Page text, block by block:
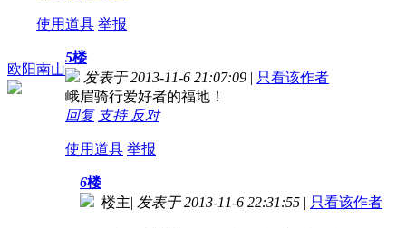
使用道具 举报
欧阳南山
5楼
发表于 2013-11-6 21:07:09 | 只看该作者
峨眉骑行爱好者的福地！
回复 支持 反对
使用道具 举报
6楼
楼主| 发表于 2013-11-6 22:31:55 | 只看该作者